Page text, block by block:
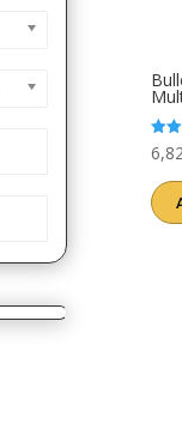
5.00
6,82